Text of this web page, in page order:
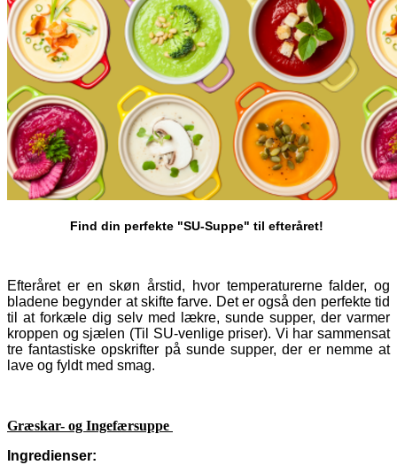
Find din perfekte "SU-Suppe" til efteråret!
Efteråret er en skøn årstid, hvor temperaturerne falder, og
bladene begynder at skifte farve. Det er også den perfekte tid
til at forkæle dig selv med lækre, sunde supper, der varmer
kroppen og sjælen (Til SU-venlige priser). Vi har sammensat
tre fantastiske opskrifter på sunde supper, der er nemme at
lave og fyldt med smag.
Græskar- og Ingefærsuppe
Ingredienser: